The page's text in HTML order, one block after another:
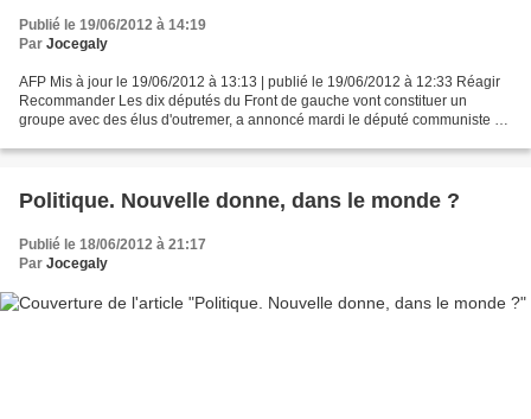
Publié le 19/06/2012 à 14:19
Par Jocegaly
AFP Mis à jour le 19/06/2012 à 13:13 | publié le 19/06/2012 à 12:33 Réagir
Recommander Les dix députés du Front de gauche vont constituer un
groupe avec des élus d'outremer, a annoncé mardi le député communiste du
Politique. Nouvelle donne, dans le monde ?
Publié le 18/06/2012 à 21:17
Par Jocegaly